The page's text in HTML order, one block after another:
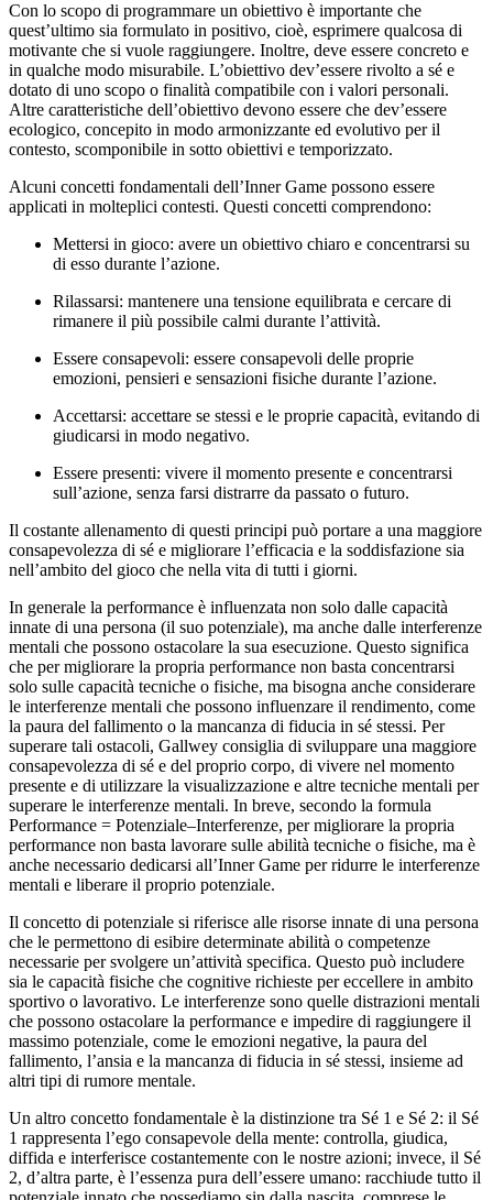
Con lo scopo di programmare un obiettivo è importante che
quest’ultimo sia formulato in positivo, cioè, esprimere qualcosa di
motivante che si vuole raggiungere. Inoltre, deve essere concreto e
in qualche modo misurabile. L’obiettivo dev’essere rivolto a sé e
dotato di uno scopo o finalità compatibile con i valori personali.
Altre caratteristiche dell’obiettivo devono essere che dev’essere
ecologico, concepito in modo armonizzante ed evolutivo per il
contesto, scomponibile in sotto obiettivi e temporizzato.
Alcuni concetti fondamentali dell’Inner Game possono essere
applicati in molteplici contesti. Questi concetti comprendono:
Mettersi in gioco: avere un obiettivo chiaro e concentrarsi su
di esso durante l’azione.
Rilassarsi: mantenere una tensione equilibrata e cercare di
rimanere il più possibile calmi durante l’attività.
Essere consapevoli: essere consapevoli delle proprie
emozioni, pensieri e sensazioni fisiche durante l’azione.
Accettarsi: accettare se stessi e le proprie capacità, evitando di
giudicarsi in modo negativo.
Essere presenti: vivere il momento presente e concentrarsi
sull’azione, senza farsi distrarre da passato o futuro.
Il costante allenamento di questi principi può portare a una maggiore
consapevolezza di sé e migliorare l’efficacia e la soddisfazione sia
nell’ambito del gioco che nella vita di tutti i giorni.
In generale la performance è influenzata non solo dalle capacità
innate di una persona (il suo potenziale), ma anche dalle interferenze
mentali che possono ostacolare la sua esecuzione. Questo significa
che per migliorare la propria performance non basta concentrarsi
solo sulle capacità tecniche o fisiche, ma bisogna anche considerare
le interferenze mentali che possono influenzare il rendimento, come
la paura del fallimento o la mancanza di fiducia in sé stessi. Per
superare tali ostacoli, Gallwey consiglia di sviluppare una maggiore
consapevolezza di sé e del proprio corpo, di vivere nel momento
presente e di utilizzare la visualizzazione e altre tecniche mentali per
superare le interferenze mentali. In breve, secondo la formula
Performance = Potenziale–Interferenze, per migliorare la propria
performance non basta lavorare sulle abilità tecniche o fisiche, ma è
anche necessario dedicarsi all’Inner Game per ridurre le interferenze
mentali e liberare il proprio potenziale.
Il concetto di potenziale si riferisce alle risorse innate di una persona
che le permettono di esibire determinate abilità o competenze
necessarie per svolgere un’attività specifica. Questo può includere
sia le capacità fisiche che cognitive richieste per eccellere in ambito
sportivo o lavorativo. Le interferenze sono quelle distrazioni mentali
che possono ostacolare la performance e impedire di raggiungere il
massimo potenziale, come le emozioni negative, la paura del
fallimento, l’ansia e la mancanza di fiducia in sé stessi, insieme ad
altri tipi di rumore mentale.
Un altro concetto fondamentale è la distinzione tra Sé 1 e Sé 2: il Sé
1 rappresenta l’ego consapevole della mente: controlla, giudica,
diffida e interferisce costantemente con le nostre azioni; invece, il Sé
2, d’altra parte, è l’essenza pura dell’essere umano: racchiude tutto il